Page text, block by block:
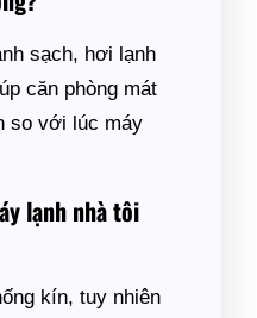
sạch, hơi lạnh
căn phòng mát
so với lúc máy
lạnh nhà tôi
kín, tuy nhiên